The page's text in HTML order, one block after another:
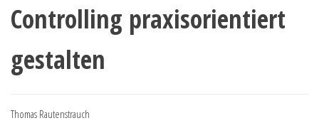
Controlling praxisorientiert
gestalten
Thomas Rautenstrauch